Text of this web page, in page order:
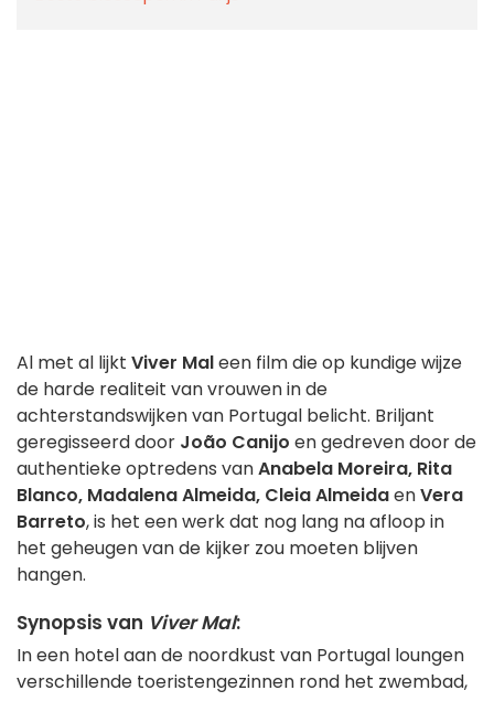
Al met al lijkt Viver Maleen film die op kundige wijze
de harde realiteit van vrouwen in de
achterstandswijken van Portugal belicht. Briljant
geregisseerd door João Canijo en gedreven door de
authentieke optredens vanAnabela Moreira, Rita
Blanco, Madalena Almeida, Cleia AlmeidaenVera
Barreto, is het een werk dat nog lang na afloop in
het geheugen van de kijker zou moeten blijven
hangen.
Synopsis van Viver Mal:
In een hotel aan de noordkust van Portugal loungen
verschillende toeristengezinnen rond het zwembad,